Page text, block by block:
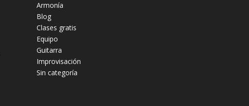
Armonía
Blog
Clases gratis
Equipo
Guitarra
Improvisación
Sin categoría